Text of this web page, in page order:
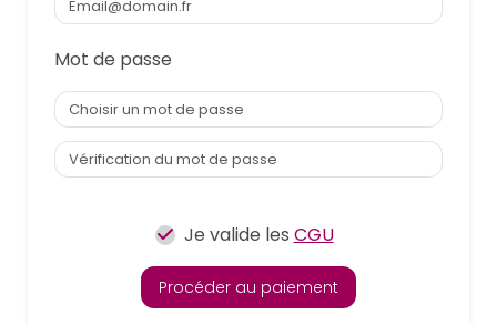
Mot de passe
Je valide les CGU
Procéder au paiement